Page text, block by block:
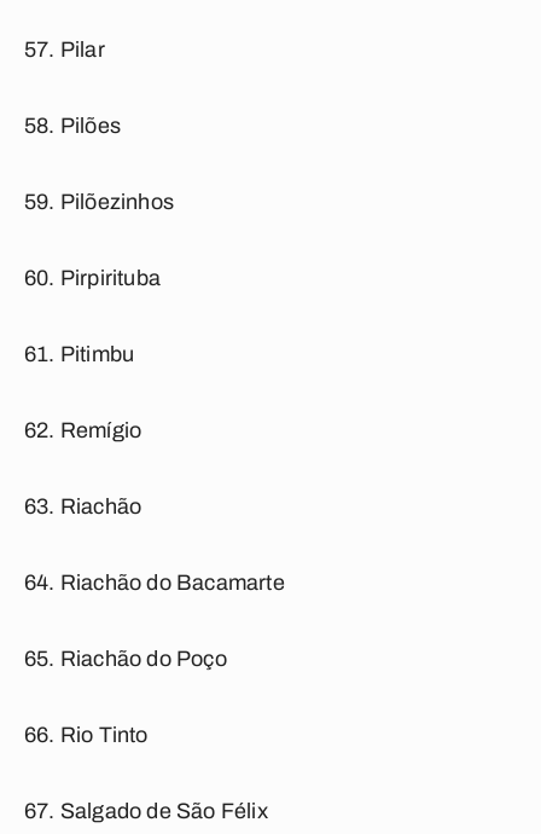
Pilar
Pilões
Pilõezinhos
Pirpirituba
Pitimbu
Remígio
Riachão
Riachão do Bacamarte
Riachão do Poço
Rio Tinto
Salgado de São Félix